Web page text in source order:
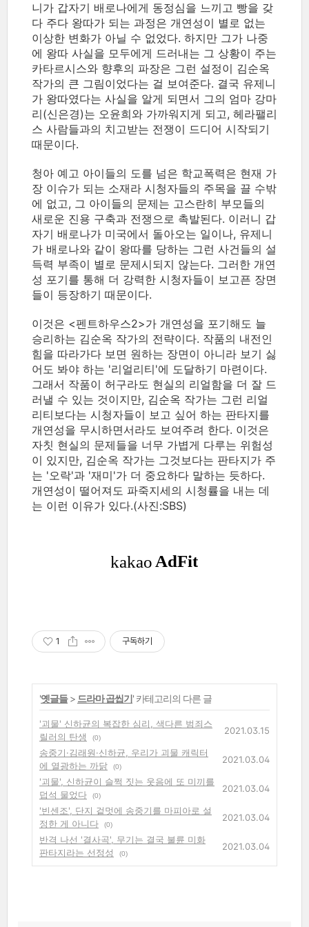
니가 갑자기 배로나에게 동정심을 느끼고 빵을 갖
다 주다 왕따가 되는 과정은 개연성이 별로 없는
이상한 변화가 아닐 수 없었다. 하지만 그가 나중
에 왕따 사실을 모두에게 드러내는 그 상황이 주는
카타르시스와 향후의 파장은 그런 설정이 김순옥
작가의 큰 그림이었다는 걸 보여준다. 결국 유제니
가 왕따였다는 사실을 알게 되면서 그의 엄마 강마
리(신은경)는 오윤희와 가까워지게 되고, 헤라팰리
스 사람들과의 치고받는 전쟁이 드디어 시작되기
때문이다.
청아 예고 아이들의 도를 넘은 학교폭력은 현재 가
장 이슈가 되는 소재라 시청자들의 주목을 끌 수밖
에 없고, 그 아이들의 문제는 고스란히 부모들의
새로운 진용 구축과 전쟁으로 촉발된다. 이러니 갑
자기 배로나가 미국에서 돌아오는 일이나, 유제니
가 배로나와 같이 왕따를 당하는 그런 사건들의 설
득력 부족이 별로 문제시되지 않는다. 그러한 개연
성 포기를 통해 더 강력한 시청자들이 보고픈 장면
들이 등장하기 때문이다.
이것은 <펜트하우스2>가 개연성을 포기해도 늘
승리하는 김순옥 작가의 전략이다. 작품의 내전인
힘을 따라가다 보면 원하는 장면이 아니라 보기 싫
어도 봐야 하는 '리얼리티'에 도달하기 마련이다.
그래서 작품이 허구라도 현실의 리얼함을 더 잘 드
러낼 수 있는 것이지만, 김순옥 작가는 그런 리얼
리티보다는 시청자들이 보고 싶어 하는 판타지를
개연성을 무시하면서라도 보여주려 한다. 이것은
자칫 현실의 문제들을 너무 가볍게 다루는 위험성
이 있지만, 김순옥 작가는 그것보다는 판타지가 주
는 '오락'과 '재미'가 더 중요하다 말하는 듯하다.
개연성이 떨어져도 파죽지세의 시청률을 내는 데
는 이런 이유가 있다.(사진:SBS)
1 구독하기
'옛글들> 드라마 곱씹기' 카테고리의 다른 글
'괴물' 신하균의 복잡한 심리, 색다른 범죄스
릴러의 탄생
(0)
2021.03.15
송중기·김래원·신하균, 우리가 괴물 캐릭터
에 열광하는 까닭
(0)
2021.03.04
'괴물', 신하균이 슬쩍 짓는 웃음에 또 미끼를
덥석 물었다
(0)
2021.03.04
'빈센조', 단지 겉멋에 송중기를 마피아로 설
정한 게 아니다
(0)
2021.03.04
반격 나선 '결사곡', 무기는 결국 불륜 미화
판타지라는 선정성
(0)
2021.03.04